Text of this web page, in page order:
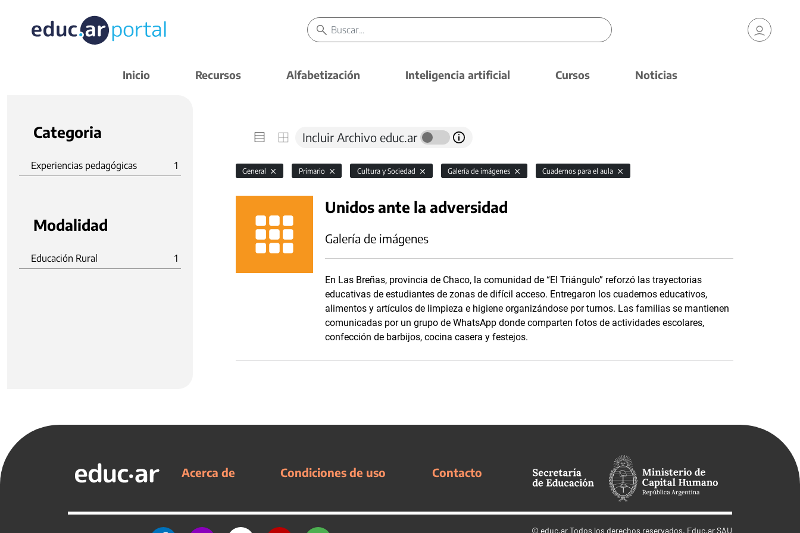
Inicio Recursos Alfabetización Inteligencia artificial Cursos Noticias
Categoria
Experiencias pedagógicas 1
Modalidad
Educación Rural 1
Incluir Archivo educ.ar
General Primario Cultura y Sociedad Galería de imágenes Cuadernos para el aula
Unidos ante la adversidad
Galería de imágenes
En Las Breñas, provincia de Chaco, la comunidad de “El Triángulo” reforzó las trayectorias
educativas de estudiantes de zonas de difícil acceso. Entregaron los cuadernos educativos,
alimentos y artículos de limpieza e higiene organizándose por turnos. Las familias se mantienen
comunicadas por un grupo de WhatsApp donde comparten fotos de actividades escolares,
confección de barbijos, cocina casera y festejos.
Acerca de Condiciones de uso Contacto
© educ.arTodos los derechos reservados. Educ.ar SAU